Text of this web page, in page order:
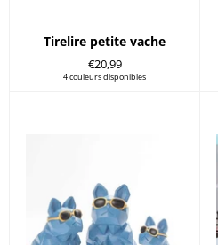
Tirelire petite vache
Prix
régulier
€20,99
4 couleurs disponibles